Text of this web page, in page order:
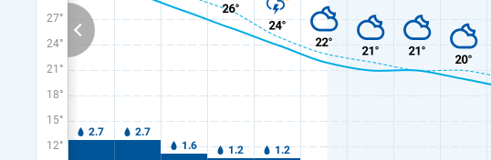
27°
24°
21°
18°
15°
12°